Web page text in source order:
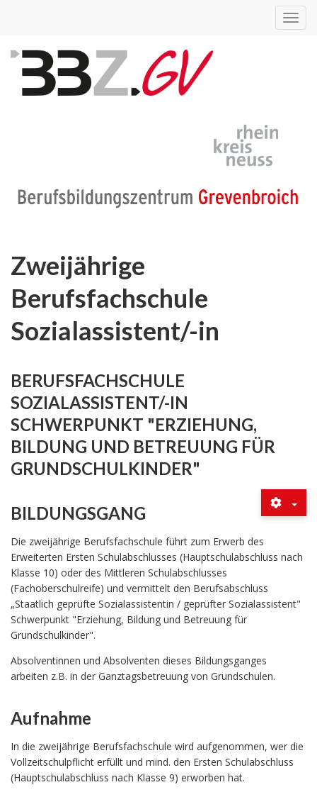
Zweijährige
Berufsfachschule
Sozialassistent/-in
BERUFSFACHSCHULE
SOZIALASSISTENT/-IN
SCHWERPUNKT "ERZIEHUNG,
BILDUNG UND BETREUUNG FÜR
GRUNDSCHULKINDER"
BILDUNGSGANG
Die zweijährige Berufsfachschule führt zum Erwerb des
Erweiterten Ersten Schulabschlusses (Hauptschulabschluss nach
Klasse 10) oder des Mittleren Schulabschlusses
(Fachoberschulreife) und vermittelt den Berufsabschluss
„Staatlich geprüfte Sozialassistentin / geprüfter Sozialassistent"
Schwerpunkt "Erziehung, Bildung und Betreuung für
Grundschulkinder".
Absolventinnen und Absolventen dieses Bildungsganges
arbeiten z.B. in der Ganztagsbetreuung von Grundschulen.
Aufnahme
In die zweijährige Berufsfachschule wird aufgenommen, wer die
Vollzeitschulpflicht erfüllt und mind. den Ersten Schulabschluss
(Hauptschulabschluss nach Klasse 9) erworben hat.